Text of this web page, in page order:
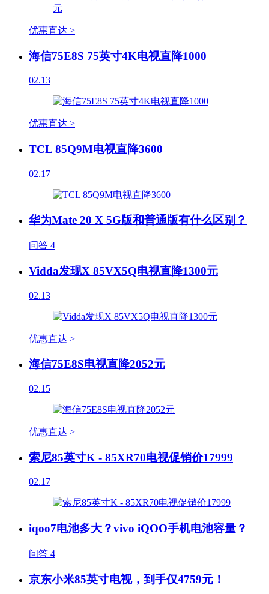
优惠直达 >
海信75E8S 75英寸4K电视直降1000
02.13
优惠直达 >
TCL 85Q9M电视直降3600
02.17
华为Mate 20 X 5G版和普通版有什么区别？
问答 4
Vidda发现X 85VX5Q电视直降1300元
02.13
优惠直达 >
海信75E8S电视直降2052元
02.15
优惠直达 >
索尼85英寸K - 85XR70电视促销价17999
02.17
iqoo7电池多大？vivo iQOO手机电池容量？
问答 4
京东小米85英寸电视，到手仅4759元！